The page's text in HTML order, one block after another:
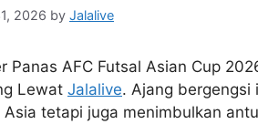
2026 by Jalalive
Panas AFC Futsal Asian Cup
Lewat Jalalive. Ajang bergengsi
tetapi juga menimbulkan